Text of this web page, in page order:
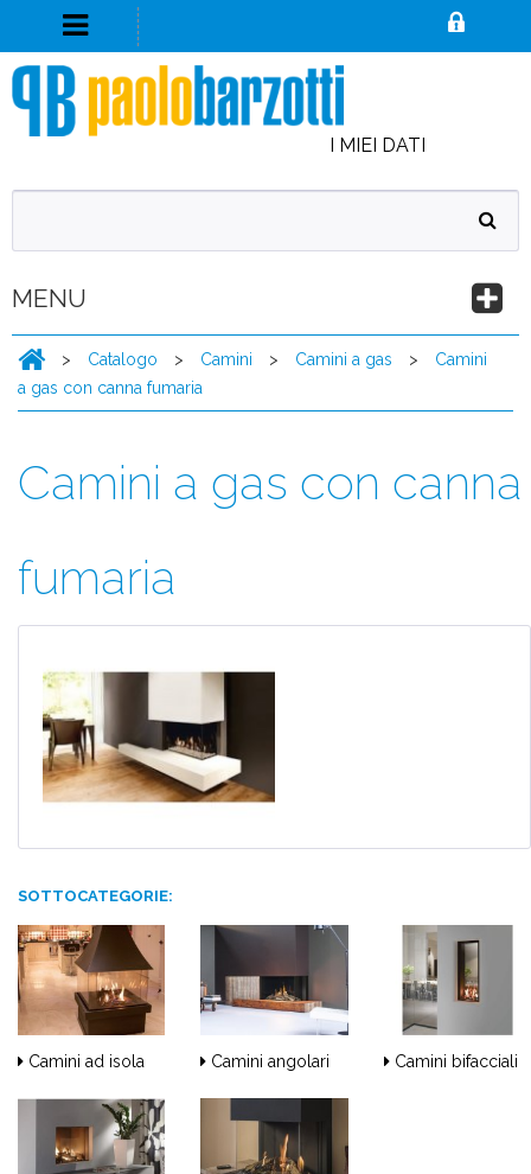
I MIEI DATI
MENU
> Catalogo > Camini > Camini a gas >
Camini
a gas con canna fumaria
Camini a gas con canna
fumaria
SOTTOCATEGORIE:
Camini ad isola Camini angolari Camini bifacciali